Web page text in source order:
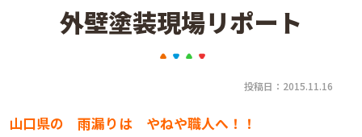
外壁塗装現場リポート
投稿日：2015.11.16
山口県の雨漏りは やねや職人へ！！